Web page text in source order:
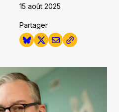
15 août 2025
Partager